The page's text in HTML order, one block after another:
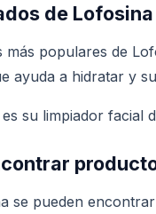
de Lofosina
populares de
ayuda a hidratar y
su limpiador facial
se pueden